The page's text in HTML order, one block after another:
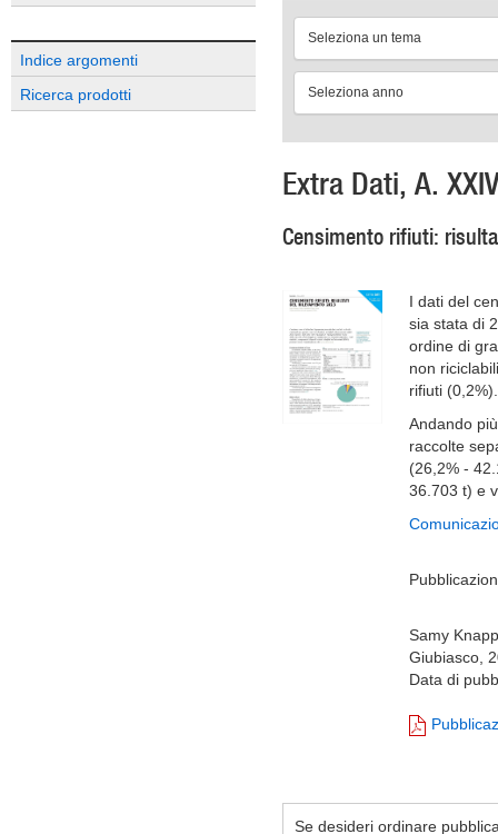
Indice argomenti
Ricerca prodotti
Seleziona un tema
Seleziona anno
Extra Dati, A.
Censimento rifiuti:
I dati del
sia stata di
ordine di
non
rifiuti (0,2%).
Andando
raccolte
(26,2% -
36.703 t) e
Samy
Giubiasco,
Data di
Se desideri ordinare